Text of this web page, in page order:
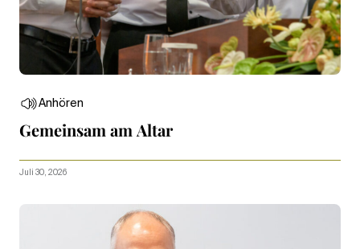
Anhören
Gemeinsam am Altar
Juli 30, 2026